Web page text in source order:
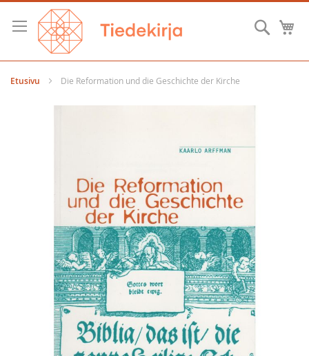
Skip
Content
Hae
Etusivu Die Reformation und die Geschichte der Kirche